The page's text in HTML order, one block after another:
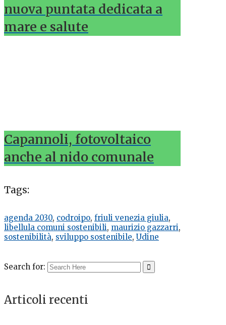
nuova puntata dedicata a
mare e salute
Capannoli, fotovoltaico
anche al nido comunale
Tags:
agenda 2030, codroipo, friuli venezia giulia,
libellula comuni sostenibili, maurizio gazzarri,
sostenibilità, sviluppo sostenibile, Udine
Search for:
Articoli recenti